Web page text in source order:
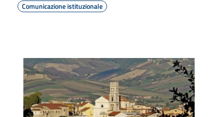
Comunicazione istituzionale